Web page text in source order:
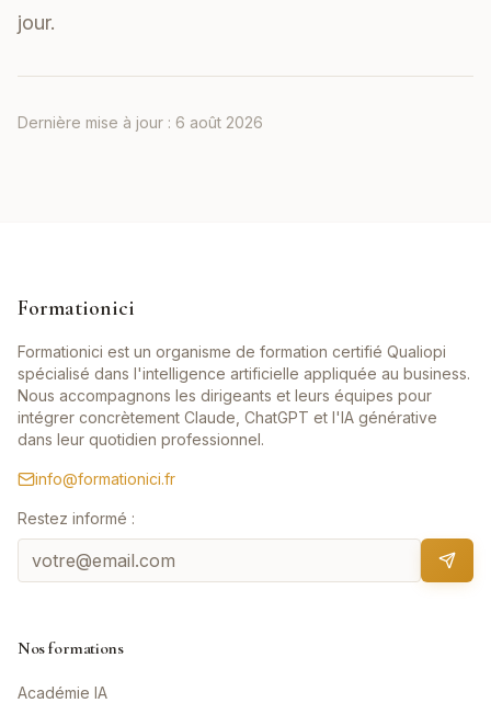
jour.
Dernière mise à jour : 6 août 2026
Formationici
Formationici est un organisme de formation certifié Qualiopi
spécialisé dans l'intelligence artificielle appliquée au business.
Nous accompagnons les dirigeants et leurs équipes pour
intégrer concrètement Claude, ChatGPT et l'IA générative
dans leur quotidien professionnel.
info@formationici.fr
Restez informé :
Nos formations
Académie IA